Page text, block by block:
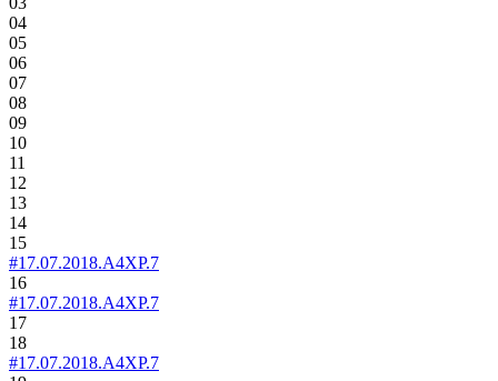
04
05
06
07
08
09
10
11
12
13
14
15
#17.07.2018.A4XP.7
16
#17.07.2018.A4XP.7
17
18
#17.07.2018.A4XP.7